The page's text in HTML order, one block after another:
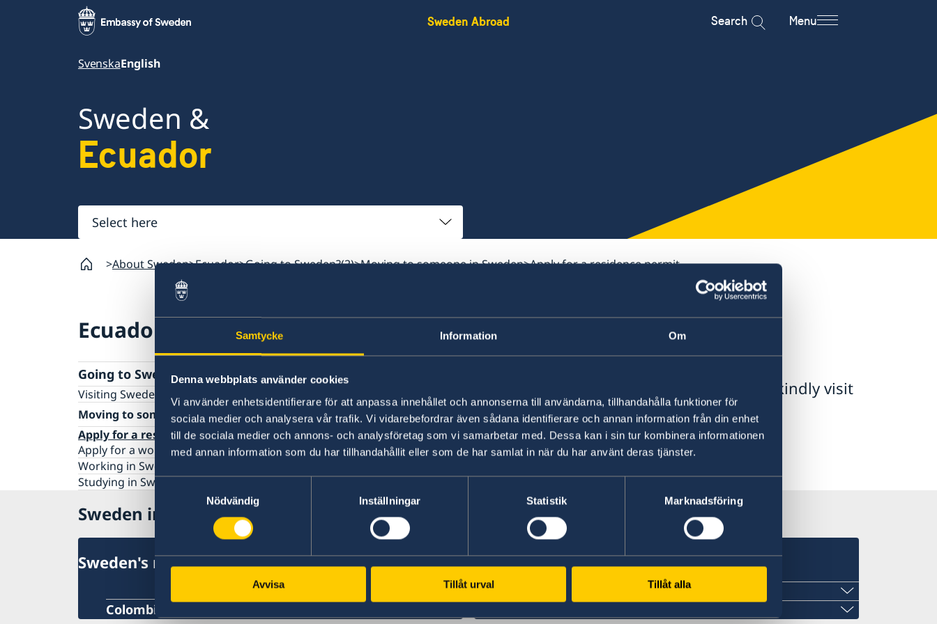
Samtycke Information Om
Denna webbplats använder cookies
Vi använder enhetsidentifierare för att anpassa innehållet och annonserna till användarna, tillhandahålla funktioner för
sociala medier och analysera vår trafik. Vi vidarebefordrar även sådana identifierare och annan information från din enhet
till de sociala medier och annons- och analysföretag som vi samarbetar med. Dessa kan i sin tur kombinera informationen
med annan information som du har tillhandahållit eller som de har samlat in när du har använt deras tjänster.
Samtyckesval
Nödvändig
Inställningar Statistik Marknadsföring
Avvisa Tillåt urval Tillåt alla
Sweden Abroad Search Menu
SvenskaEnglish
Sweden &
Ecuador
Select
here
About Sweden Ecuador Going to Sweden?(2) Moving to someone in Sweden Apply for a residence permit
Ecuador
Going to Sweden?(2)
Visiting Sweden
Moving to someone in Sweden
Apply for a residence permit
Apply for a work permit
Working in Sweden
Studying in Sweden
Residence Permits
For information regarding applications for resident permit, kindly visit
the Swedish Migration Agency website.
Swedish Migration Agency
Sweden in Ecuador
Sweden's mission
Colombia, Bogotá
Swedish consulates
Guayaquil, Ecuador